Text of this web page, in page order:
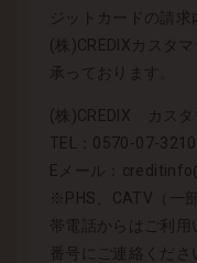
ジットカードの請
(株)CREDIXカスタ
承っております。
(株)CREDIX カス
TEL：0570-07-3210
Eメール：
※PHS、CATV（一
帯電話からはご利
番号にご連絡くだ